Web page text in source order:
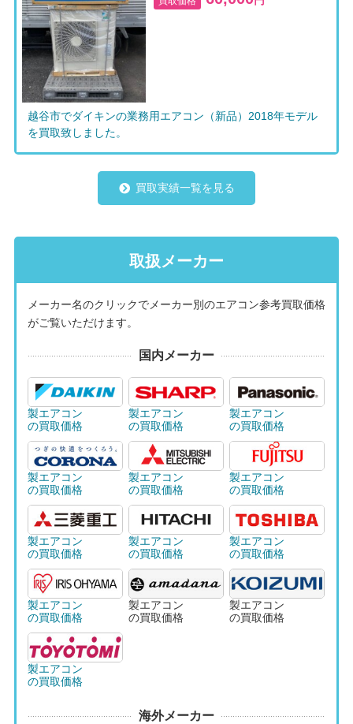
越谷市でダイキンの業務用エアコン（新品）2018年モデル
を買取致しました。
買取実績一覧を見る
取扱メーカー
メーカー名のクリックでメーカー別のエアコン参考買取価格
がご覧いただけます。
国内メーカー
製エアコン
の買取価格
製エアコン
の買取価格
製エアコン
の買取価格
製エアコン
の買取価格
製エアコン
の買取価格
製エアコン
の買取価格
製エアコン
の買取価格
製エアコン
の買取価格
製エアコン
の買取価格
製エアコン
の買取価格
製エアコン
の買取価格
製エアコン
の買取価格
製エアコン
の買取価格
海外メーカー